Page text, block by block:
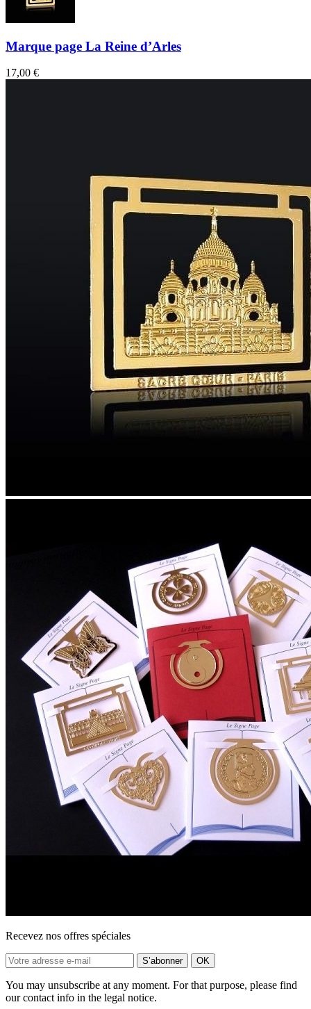
Marque page La Reine d’Arles
17,00 €
Recevez nos offres spéciales
You may unsubscribe at any moment. For that purpose, please find
our contact info in the legal notice.